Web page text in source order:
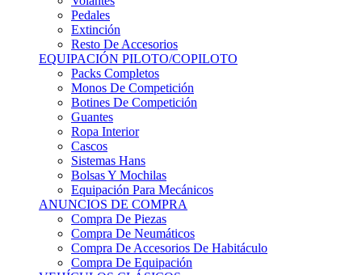
Extinción
Resto De Accesorios
EQUIPACIÓN PILOTO/COPILOTO
Packs Completos
Monos De Competición
Botines De Competición
Guantes
Ropa Interior
Cascos
Sistemas Hans
Bolsas Y Mochilas
Equipación Para Mecánicos
ANUNCIOS DE COMPRA
Compra De Piezas
Compra De Neumáticos
Compra De Accesorios De Habitáculo
Compra De Equipación
VEHÍCULOS CLÁSICOS
VEHÍCULOS CLÁSICOS